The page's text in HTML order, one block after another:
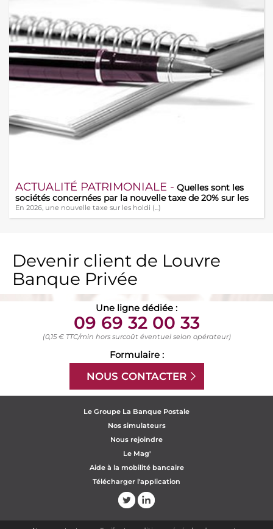
ACTUALITÉ PATRIMONIALE - Quelles sont les
sociétés concernées par la nouvelle taxe de 20% sur les
holdings ?
En 2026, une nouvelle taxe sur les holdi (...)
Devenir client de Louvre
Banque Privée
Une ligne dédiée :
09 69 32 00 33
(0,15 € TTC/min hors surcoût éventuel selon opérateur)
Formulaire :
NOUS CONTACTER
Le Groupe La Banque Postale
Nos simulateurs
Nous rejoindre
Le Mag'
Aide à la mobilité bancaire
Télécharger l'application